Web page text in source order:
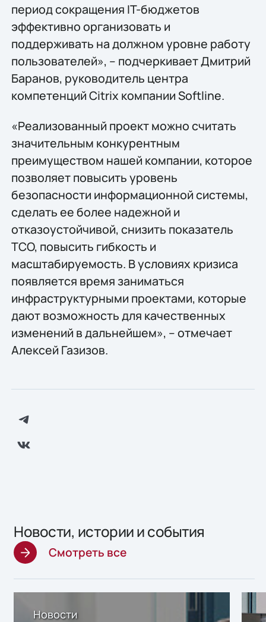
период сокращения IT-бюджетов
эффективно организовать и
поддерживать на должном уровне работу
пользователей», – подчеркивает Дмитрий
Баранов, руководитель центра
компетенций Citrix компании Softline.
«Реализованный проект можно считать
значительным конкурентным
преимуществом нашей компании, которое
позволяет повысить уровень
безопасности информационной системы,
сделать ее более надежной и
отказоустойчивой, снизить показатель
TCO, повысить гибкость и
масштабируемость. В условиях кризиса
появляется время заниматься
инфраструктурными проектами, которые
дают возможность для качественных
изменений в дальнейшем», – отмечает
Алексей Газизов.
Новости, истории и события
Смотреть все
Новости